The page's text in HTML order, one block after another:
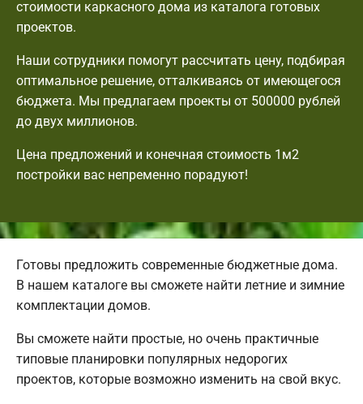
стоимости каркасного дома из каталога готовых
проектов.
Наши сотрудники помогут рассчитать цену, подбирая
оптимальное решение, отталкиваясь от имеющегося
бюджета. Мы предлагаем проекты от 500000 рублей
до двух миллионов.
Цена предложений и конечная стоимость 1м2
постройки вас непременно порадуют!
Готовы предложить современные бюджетные дома.
В нашем каталоге вы сможете найти летние и зимние
комплектации домов.
Вы сможете найти простые, но очень практичные
типовые планировки популярных недорогих
проектов, которые возможно изменить на свой вкус.